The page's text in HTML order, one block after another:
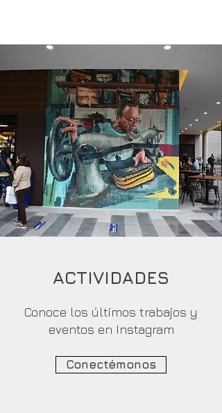
ACTIVIDADES
Conoce los últimos trabajos y
eventos en Instagram
Conectémonos